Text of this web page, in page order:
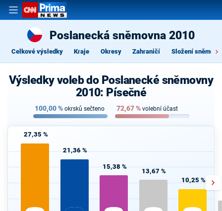
Poslanecká sněmovna 2010
Celkové výsledky Kraje Okresy Zahraničí Složení
Výsledky voleb do Poslanecké sněmovny
2010: Písečné
100,00% okrsků sečteno 72,67% volební účast
27,35 %
21,36 %
15,38 %
13,67 %
10,25 %